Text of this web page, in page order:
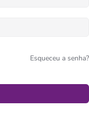
Esqueceu a senha?